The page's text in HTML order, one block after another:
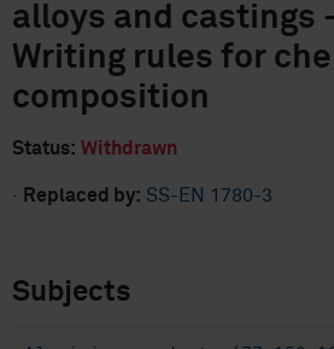
alloys and castings
Writing rules for
composition
Status: Withdrawn
· Replaced by: SS-EN 1780-3
Subjects